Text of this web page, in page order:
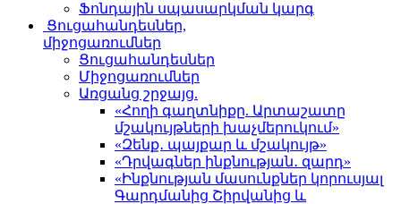
Ֆոնդային սպասարկման կարգ
Ցուցահանդեսներ,
միջոցառումներ
Ցուցահանդեսներ
Միջոցառումներ
Առցանց շրջայց.
«Հողի գաղտնիքը. Արտաշատը
մշակույթների խաչմերուկում»
«Զենք․ պայքար և մշակույթ»
«Դրվագներ ինքնության․ զարդ»
«Ինքնության մասունքներ կորուսյալ
Գարդմանից Շիրվանից և